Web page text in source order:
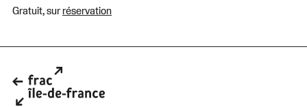
Gratuit, surréservation